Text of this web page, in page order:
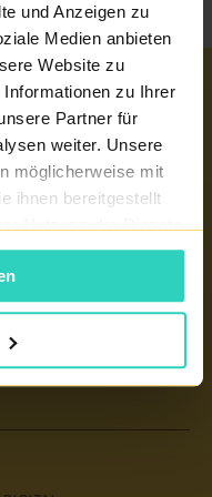
und Anzeigen zu
Medien anbieten
Website zu
zu Ihrer
Partner für
weiter. Unsere
möglicherweise mit
ihnen bereitgestellt